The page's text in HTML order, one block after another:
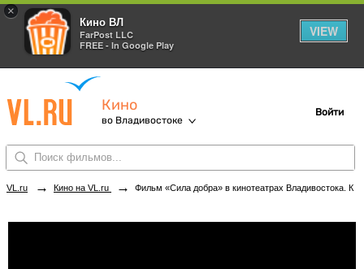
×
Кино ВЛ
FarPost LLC
FREE - In Google Play
VIEW
Кино
во Владивостоке
Войти
VL.ru → Кино на VL.ru → Фильм «Сила добра» в кинотеатрах Владивостока. Купить билеты!